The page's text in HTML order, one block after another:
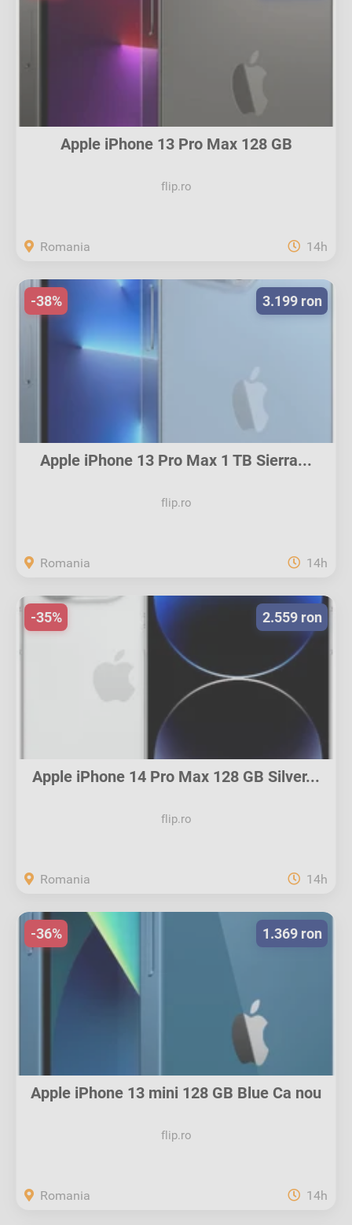
Apple iPhone 13 Pro Max 128 GB
flip.ro
Romania 14h
Apple iPhone 13 Pro Max 1 TB Sierra...
flip.ro
3.199 ron
-38%
Romania 14h
Apple iPhone 14 Pro Max 128 GB Silver...
flip.ro
2.559 ron
-35%
Romania 14h
Apple iPhone 13 mini 128 GB Blue Ca nou
flip.ro
1.369 ron
-36%
Romania 14h